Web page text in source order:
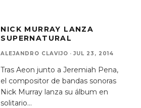
NICK MURRAY LANZA
SUPERNATURAL
ALEJANDRO CLAVIJO · JUL 23, 2014
Tras Aeon junto a Jeremiah Pena,
el compositor de bandas sonoras
Nick Murray lanza su álbum en
solitario...